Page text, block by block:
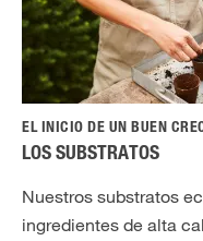
EL INICIO DE UN BUEN
LOS SUBSTRATOS
Nuestros substratos
ingredientes de alta